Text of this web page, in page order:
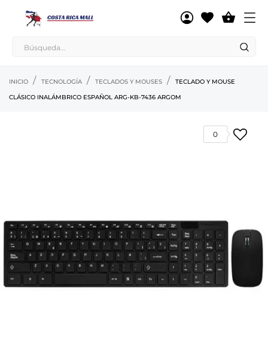

INICIO TECNOLOGÍA TECLADOS Y MOUSES
TECLADO Y MOUSE
CLÁSICO INALÁMBRICO ESPAÑOL ARG-KB-7436 ARGOM
0